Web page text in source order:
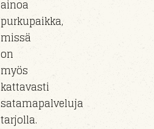
ainoa
purkupaikka,
missä
on
myös
kattavasti
satamapalveluja
tarjolla.